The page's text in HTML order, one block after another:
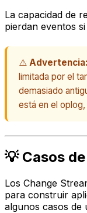
La capacidad de
pierdan eventos
⚠️ Advertencia:
limitada por el
demasiado
está en el
💡 Casos
Los Change
para construir
algunos casos de